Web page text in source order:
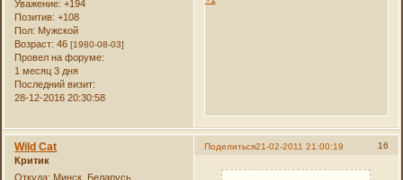
Уважение: +194
Позитив: +108
Пол: Мужской
Возраст: 46[1980-08-03]
Провел на форуме:
1 месяц 3 дня
Последний визит:
28-12-2016 20:30:58
Поделиться 16
21-02-2011 21:00:19
Wild Cat
Критик
Откуда: Минск, Беларусь